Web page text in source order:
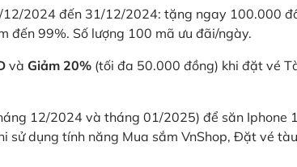
2024 đến 31/12/2024: tặng ngay 100.000
đến 99%. Số lượng 100 mã ưu đãi/ngày.
và Giảm 20% (tối đa 50.000 đồng) khi đặt vé
12/2024 và tháng 01/2025) để săn Iphone
sử dụng tính năng Mua sắm VnShop, Đặt vé